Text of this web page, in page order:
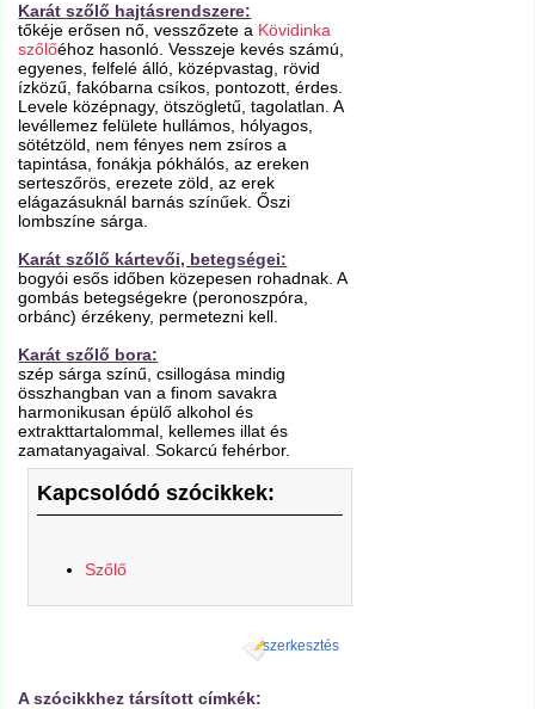
Karát szőlő hajtásrendszere:
tőkéje erősen nő, vesszőzete a Kövidinka
szőlőéhoz hasonló. Vesszeje kevés számú,
egyenes, felfelé álló, középvastag, rövid
ízközű, fakóbarna csíkos, pontozott, érdes.
Levele középnagy, ötszögletű, tagolatlan. A
levéllemez felülete hullámos, hólyagos,
sötétzöld, nem fényes nem zsíros a
tapintása, fonákja pókhálós, az ereken
serteszőrös, erezete zöld, az erek
elágazásuknál barnás színűek. Őszi
lombszíne sárga.
Karát szőlő kártevői, betegségei:
bogyói esős időben közepesen rohadnak. A
gombás betegségekre (peronoszpóra,
orbánc) érzékeny, permetezni kell.
Karát szőlő bora:
szép sárga színű, csillogása mindig
összhangban van a finom savakra
harmonikusan épülő alkohol és
extrakttartalommal, kellemes illat és
zamatanyagaival. Sokarcú fehérbor.
Kapcsolódó szócikkek:
Szőlő
szerkesztés
A szócikkhez társított címkék: